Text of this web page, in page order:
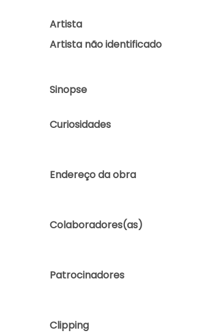
Artista
Artista não identificado
Sinopse
Endereço da obra
Colaboradores(as)
Patrocinadores
Clipping
Curiosidades